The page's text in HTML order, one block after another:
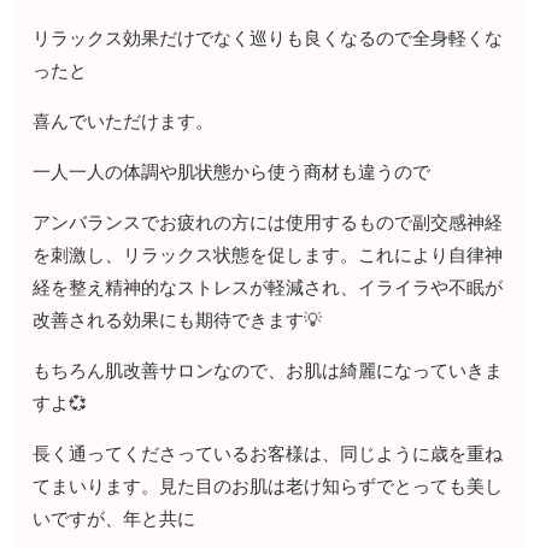
リラックス効果だけでなく巡りも良くなるので全身軽くな
ったと
喜んでいただけます。
一人一人の体調や肌状態から使う商材も違うので
アンバランスでお疲れの方には使用するもので副交感神経
を刺激し、リラックス状態を促します。これにより自律神
経を整え精神的なストレスが軽減され、イライラや不眠が
改善される効果にも期待できます💡
もちろん肌改善サロンなので、お肌は綺麗になっていきま
すよ💞
長く通ってくださっているお客様は、同じように歳を重ね
てまいります。見た目のお肌は老け知らずでとっても美し
いですが、年と共に